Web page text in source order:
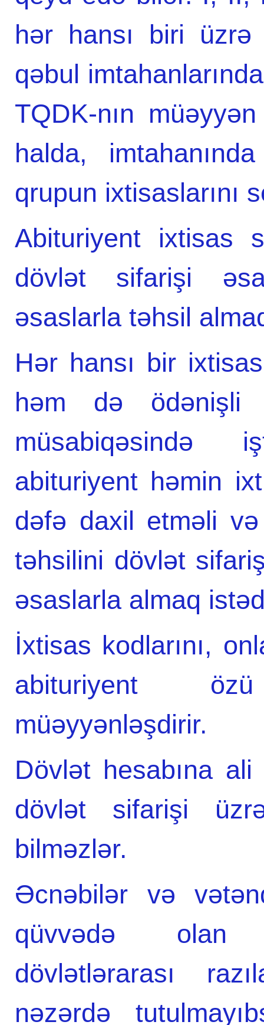
hər hansı biri
qəbul
TQDK-nın
halda,
qrupun ixtisaslarını
Abituriyent ixtisas
dövlət sifarişi
əsaslarla təhsil
Hər hansı bir
həm də ödənişli
müsabiqəsində
abituriyent həmin
dəfə daxil etməli
təhsilini dövlət
əsaslarla almaq
İxtisas kodlarını,
abituriyent
müəyyənləşdirir.
Dövlət hesabına
dövlət sifarişi
bilməzlər.
Əcnəbilər və
qüvvədə olan
dövlətlərarası
nəzərdə